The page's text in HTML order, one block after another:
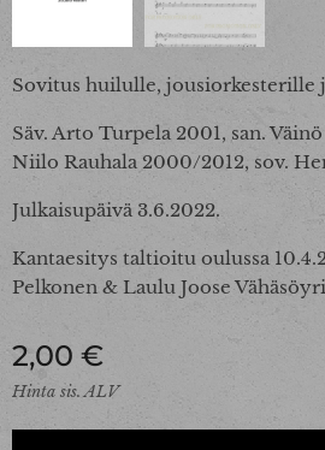
Sovitus huilulle, jousiorkesterille
Säv. Arto Turpela 2001, san.
Niilo Rauhala 2000/2012, sov.
Julkaisupäivä 3.6.2022.
Kantaesitys taltioitu oulussa
Pelkonen & Laulu Joose
2,00 €
Hinta sis. ALV